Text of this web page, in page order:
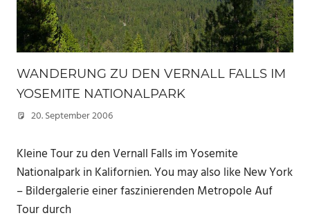
WANDERUNG ZU DEN VERNALL FALLS IM
YOSEMITE NATIONALPARK
20. September 2006
Kleine Tour zu den Vernall Falls im Yosemite
Nationalpark in Kalifornien. You may also like New York
– Bildergalerie einer faszinierenden Metropole Auf
Tour durch